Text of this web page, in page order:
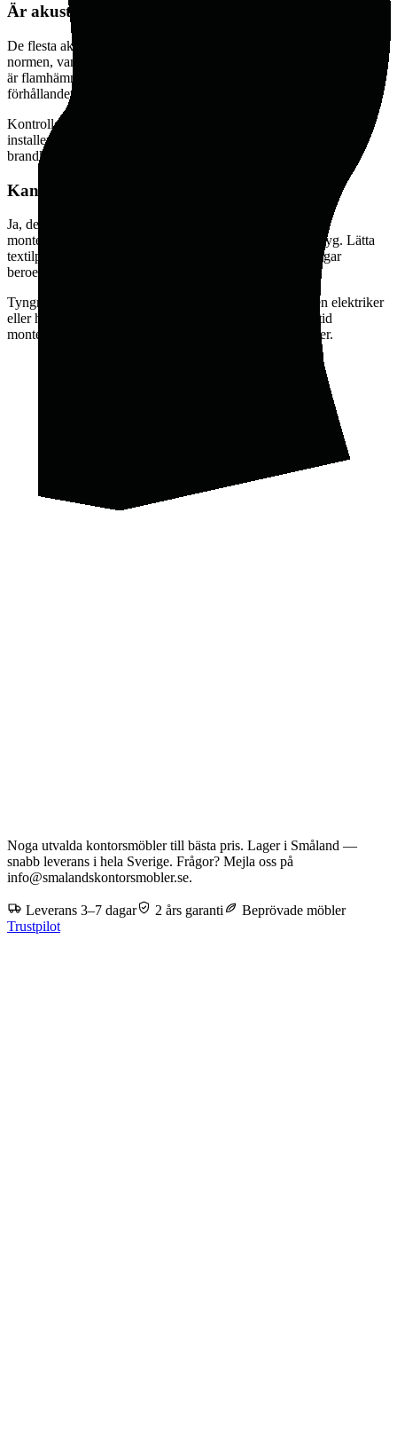
Är akustikpaneler brandsäkra?
De flesta akustikpaneler vi säljer är brandklassade enligt Europeiska
normen, vanligtvis klass B eller C (Euroklassen). Det innebär att de
är flamhämmande och inte bidrar till brandspridning under normala
förhållanden.
Kontrollera alltid brandklassen i produktbladet, särskilt om du
installerar i utrymningsstråk eller offentliga lokaler där specifika
brandkrav gäller.
Kan jag montera akustikpaneler själv?
Ja, de flesta väggmonterade akustikpaneler levereras med
monteringstillbehör och kan sättas upp med vanliga verktyg. Lätta
textilpaneler monteras med klisteröglor, skruvar och pluggar
beroende på väggens material.
Tyngre paneler och takmonterade bafflar kräver ibland en elektriker
eller hantverkare för en säker installation. Vi bifograr alltid
monteringsanvisningar och kan guida dig om du är osäker.
Noga utvalda kontorsmöbler till bästa pris. Lager i Småland —
snabb leverans i hela Sverige. Frågor? Mejla oss på
info@smalandskontorsmobler.se.
Leverans 3–7 dagar 2 års garanti
Beprövade möbler
Trustpilot